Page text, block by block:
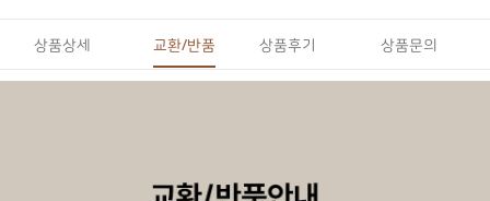
상품상세 교환/반품 상품후기 상품문의